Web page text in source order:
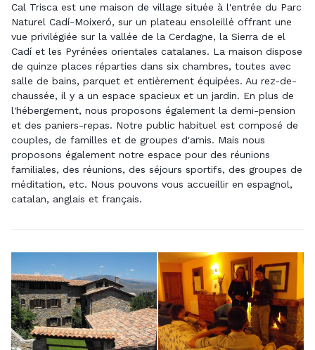
Cal Trisca est une maison de village située à l'entrée du Parc
Naturel Cadí-Moixeró, sur un plateau ensoleillé offrant une
vue privilégiée sur la vallée de la Cerdagne, la Sierra de el
Cadí et les Pyrénées orientales catalanes. La maison dispose
de quinze places réparties dans six chambres, toutes avec
salle de bains, parquet et entièrement équipées. Au rez-de-
chaussée, il y a un espace spacieux et un jardin. En plus de
l'hébergement, nous proposons également la demi-pension
et des paniers-repas. Notre public habituel est composé de
couples, de familles et de groupes d'amis. Mais nous
proposons également notre espace pour des réunions
familiales, des réunions, des séjours sportifs, des groupes de
méditation, etc. Nous pouvons vous accueillir en espagnol,
catalan, anglais et français.